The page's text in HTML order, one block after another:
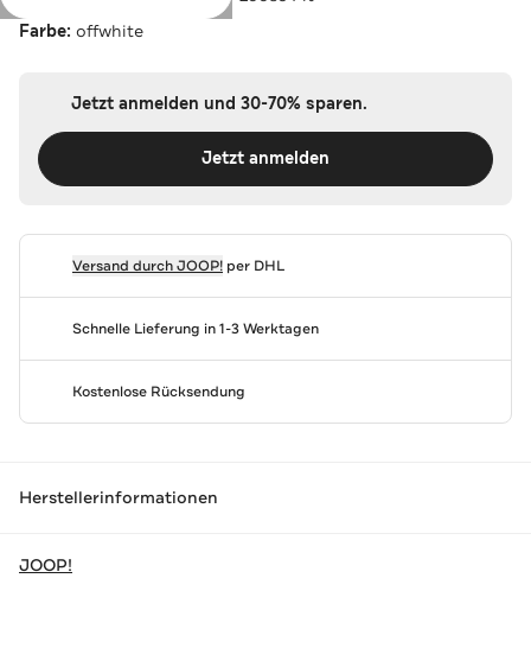
Farbe: offwhite
Jetzt anmelden und 30-70% sparen.
Jetzt anmelden
Versand durchJOOP!per DHL
Schnelle Lieferung in 1-3 Werktagen
Kostenlose Rücksendung
Herstellerinformationen
JOOP!